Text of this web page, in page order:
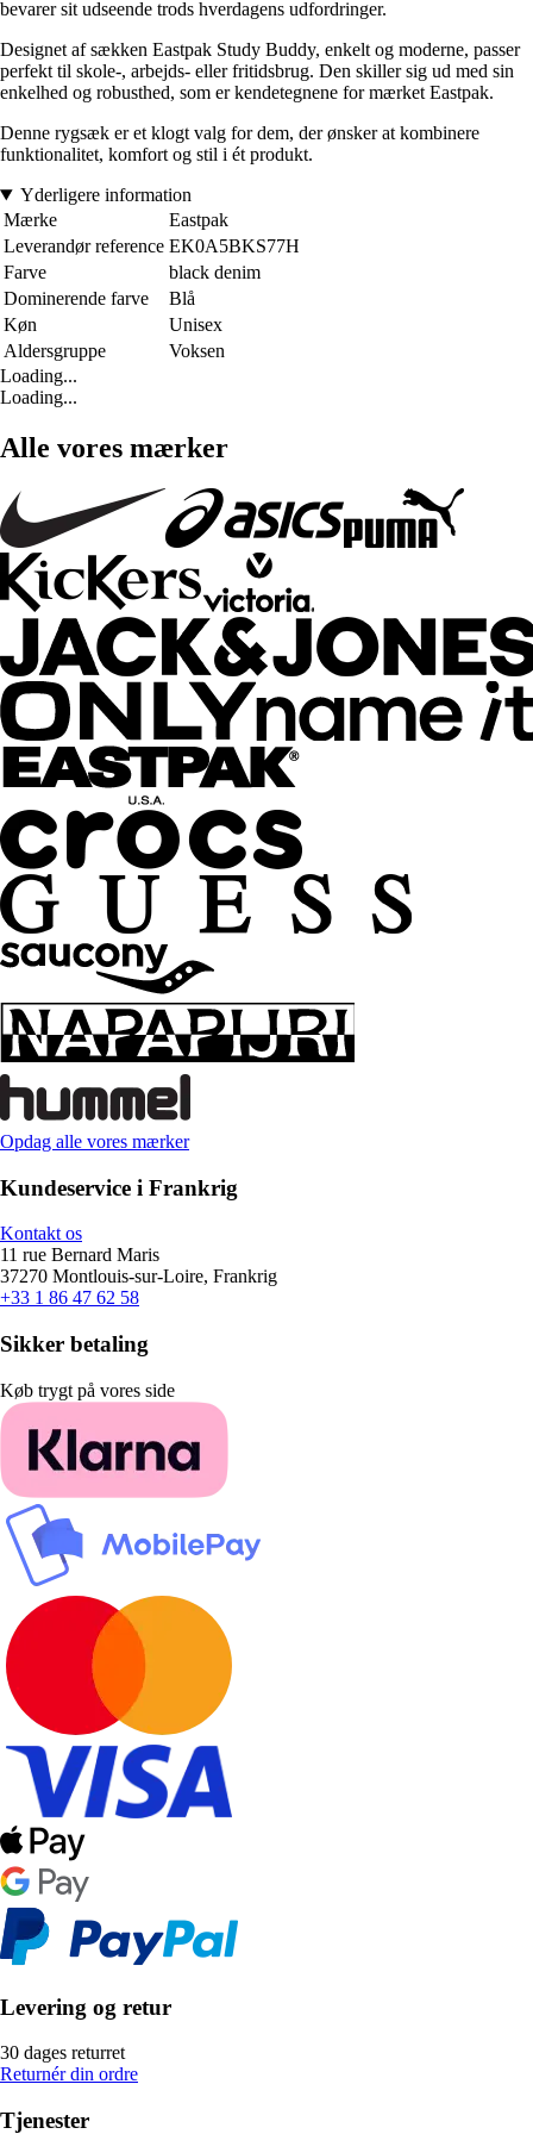
bevarer sit udseende trods hverdagens udfordringer.
Designet af sækken Eastpak Study Buddy, enkelt og moderne, passer
perfekt til skole-, arbejds- eller fritidsbrug. Den skiller sig ud med sin
enkelhed og robusthed, som er kendetegnene for mærket Eastpak.
Denne rygsæk er et klogt valg for dem, der ønsker at kombinere
funktionalitet, komfort og stil i ét produkt.
Yderligere information
Mærke
Eastpak
Leverandør reference EK0A5BKS77H
Farve
black denim
Dominerende farve
Blå
Køn
Unisex
Aldersgruppe
Voksen
Loading...
Loading...
Alle vores mærker
Opdag alle vores mærker
Kundeservice i Frankrig
Kontakt os
11 rue Bernard Maris
37270 Montlouis-sur-Loire, Frankrig
+33 1 86 47 62 58
Sikker betaling
Køb trygt på vores side
Levering og retur
30 dages returret
Returnér din ordre
Tjenester